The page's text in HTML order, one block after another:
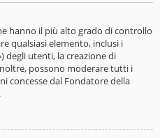
hanno il più alto grado di controllo
qualsiasi elemento, inclusi i
degli utenti, la creazione di
possono moderare tutti i
concesse dal Fondatore della